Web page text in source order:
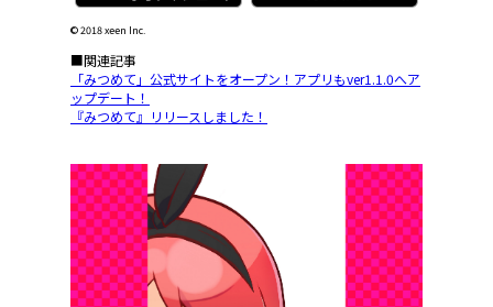
© 2018 xeen Inc.
■関連記事
「みつめて」公式サイトをオープン！アプリもver1.1.0へア
ップデート！
『みつめて』リリースしました！